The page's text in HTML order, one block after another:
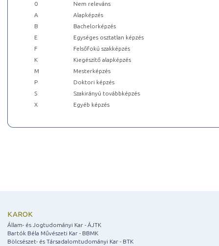
0
Nem releváns
A
Alapképzés
B
Bachelorképzés
E
Egységes osztatlan képzés
F
Felsőfokú szakképzés
K
Kiegészítő alapképzés
M
Mesterképzés
P
Doktori képzés
S
Szakirányú továbbképzés
X
Egyéb képzés
KAROK
Állam- és Jogtudományi Kar - ÁJTK
Bartók Béla Művészeti Kar - BBMK
Bölcsészet- és Társadalomtudományi Kar - BTK